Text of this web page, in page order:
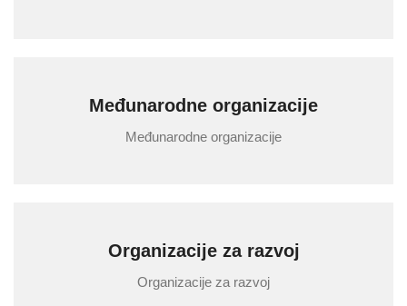
Međunarodne organizacije
Međunarodne organizacije
Organizacije za razvoj
Organizacije za razvoj